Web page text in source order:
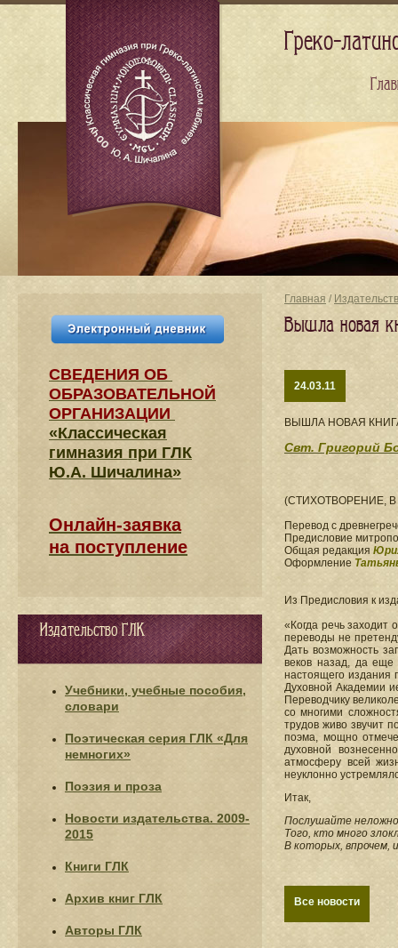
Главная /
Вышла новая
24.03.11
ВЫШЛА НОВАЯ
Свт. Григорий
(СТИХОТВОРЕНИЕ,
Перевод с
Предисловие
Общая редакция
Оформление
Из Предисловия к
«Когда речь заходит
переводы не
Дать возможность
веков назад, да еще
настоящего издания
Духовной Академии
Переводчику
со многими
трудов живо звучит
поэма, мощно
духовной
атмосферу всей
неуклонно
Итак,
Послушайте
Того, кто много
В которых, впрочем,
Все новости
СВЕДЕНИЯ​ ОБ
ОБРАЗОВАТЕЛЬНОЙ
ОРГАНИЗАЦИИ
«Классическая
гимназия при ГЛК
Ю.А. Шичалина»
Онлайн-заявка
на поступление
Издательство ГЛК
Учебники, учебные пособия,
словари
Поэтическая серия ГЛК «Для
немногих»
Поэзия и проза
Новости издательства. 2009-
2015
Книги ГЛК
Архив книг ГЛК
Авторы ГЛК
Греко-